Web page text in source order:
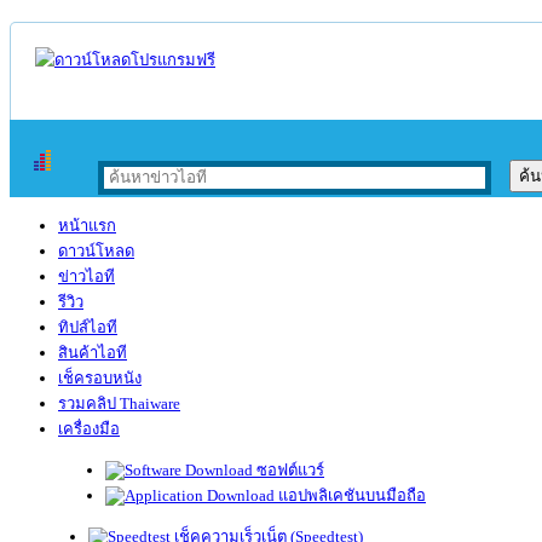
หน้าแรก
ดาวน์โหลด
ข่าวไอที
รีวิว
ทิปส์ไอที
สินค้าไอที
เช็ครอบหนัง
รวมคลิป Thaiware
เครื่องมือ
ซอฟต์แวร์
แอปพลิเคชันบนมือถือ
เช็คความเร็วเน็ต (Speedtest)